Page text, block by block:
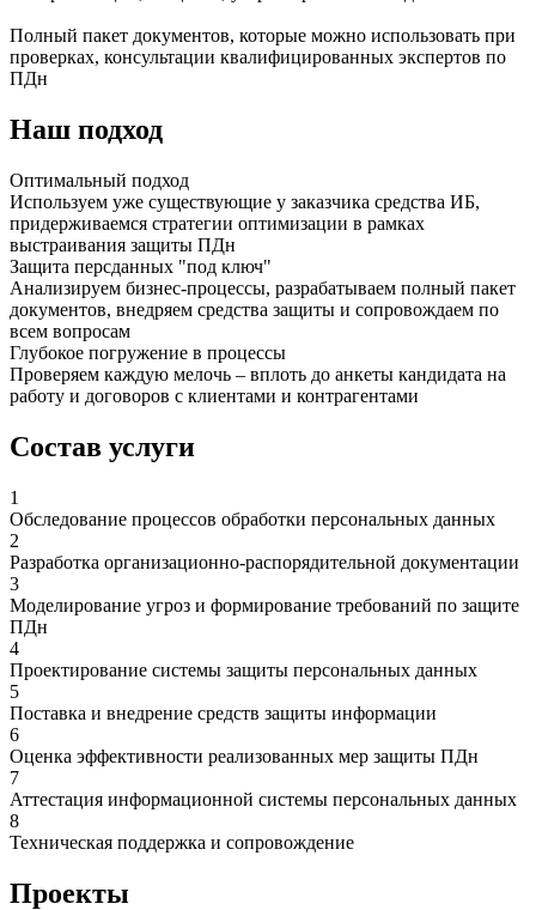
Полный пакет документов, которые можно использовать при
проверках, консультации квалифицированных экспертов по
ПДн
Наш подход
Оптимальный подход
Используем уже существующие у заказчика средства ИБ,
придерживаемся стратегии оптимизации в рамках
выстраивания защиты ПДн
Защита персданных "под ключ"
Анализируем бизнес-процессы, разрабатываем полный пакет
документов, внедряем средства защиты и сопровождаем по
всем вопросам
Глубокое погружение в процессы
Проверяем каждую мелочь – вплоть до анкеты кандидата на
работу и договоров с клиентами и контрагентами
Состав услуги
1
Обследование процессов обработки персональных данных
2
Разработка организационно-распорядительной документации
3
Моделирование угроз и формирование требований по защите
ПДн
4
Проектирование системы защиты персональных данных
5
Поставка и внедрение средств защиты информации
6
Оценка эффективности реализованных мер защиты ПДн
7
Аттестация информационной системы персональных данных
8
Техническая поддержка и сопровождение
Проекты